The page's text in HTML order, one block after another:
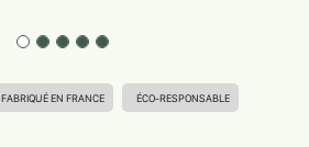
FABRIQUÉ EN FRANCE ÉCO-RESPONSABLE